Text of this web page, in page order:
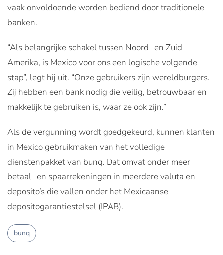
vaak onvoldoende worden bediend door traditionele
banken.
“Als belangrijke schakel tussen Noord- en Zuid-
Amerika, is Mexico voor ons een logische volgende
stap”, legt hij uit. “Onze gebruikers zijn wereldburgers.
Zij hebben een bank nodig die veilig, betrouwbaar en
makkelijk te gebruiken is, waar ze ook zijn.”
Als de vergunning wordt goedgekeurd, kunnen klanten
in Mexico gebruikmaken van het volledige
dienstenpakket van bunq. Dat omvat onder meer
betaal- en spaarrekeningen in meerdere valuta en
deposito’s die vallen onder het Mexicaanse
depositogarantiestelsel (IPAB).
bunq